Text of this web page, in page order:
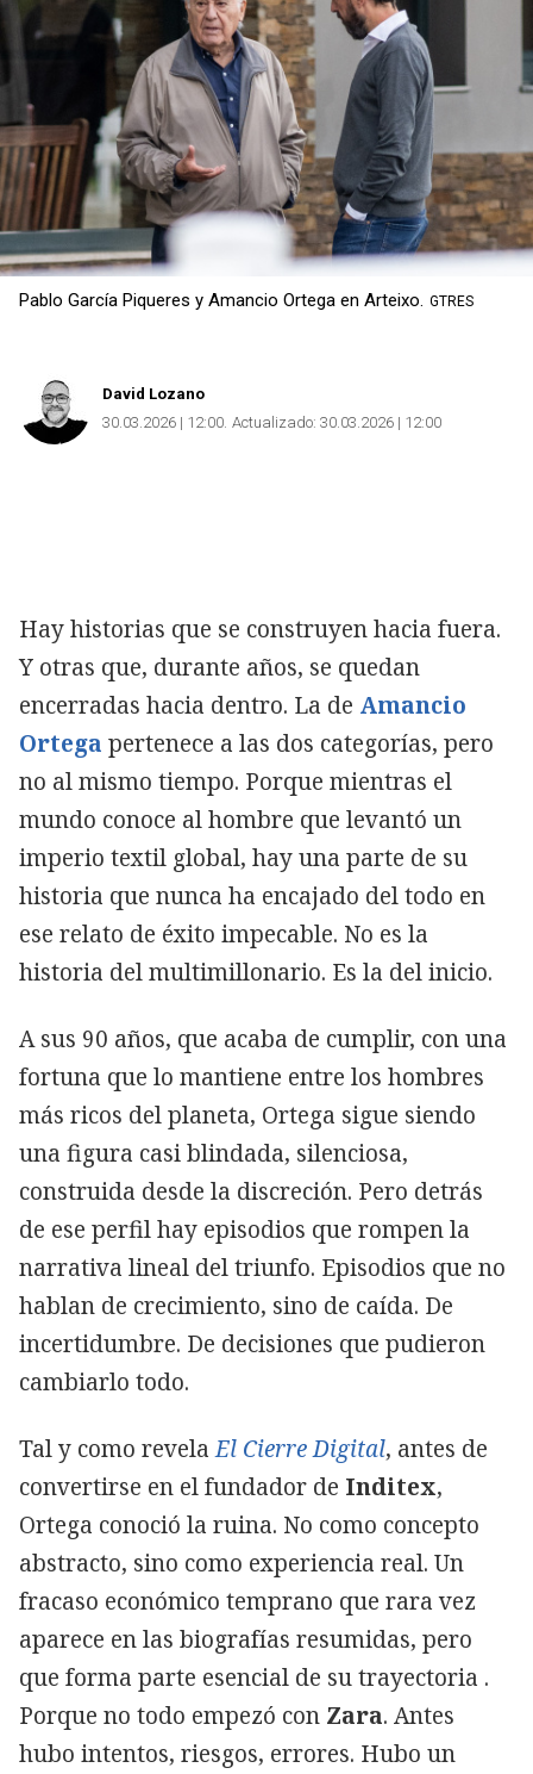
Copiar
Pablo García Piqueres y Amancio Ortega en Arteixo. GTRES
David Lozano
30.03.2026 | 12:00 Actualizado: 30.03.2026 | 12:00
Hay historias que se construyen hacia fuera.
Y otras que, durante años, se quedan
encerradas hacia dentro. La de Amancio
Ortega pertenece a las dos categorías, pero
no al mismo tiempo. Porque mientras el
mundo conoce al hombre que levantó un
imperio textil global, hay una parte de su
historia que nunca ha encajado del todo en
ese relato de éxito impecable. No es la
historia del multimillonario. Es la del inicio.
A sus 90 años, que acaba de cumplir, con una
fortuna que lo mantiene entre los hombres
más ricos del planeta, Ortega sigue siendo
una figura casi blindada, silenciosa,
construida desde la discreción. Pero detrás
de ese perfil hay episodios que rompen la
narrativa lineal del triunfo. Episodios que no
hablan de crecimiento, sino de caída. De
incertidumbre. De decisiones que pudieron
cambiarlo todo.
Tal y como revelaEl Cierre Digital, antes de
convertirse en el fundador de Inditex,
Ortega conoció la ruina. No como concepto
abstracto, sino como experiencia real. Un
fracaso económico temprano que rara vez
aparece en las biografías resumidas, pero
que forma parte esencial de su trayectoria .
Porque no todo empezó con Zara. Antes
hubo intentos, riesgos, errores. Hubo un